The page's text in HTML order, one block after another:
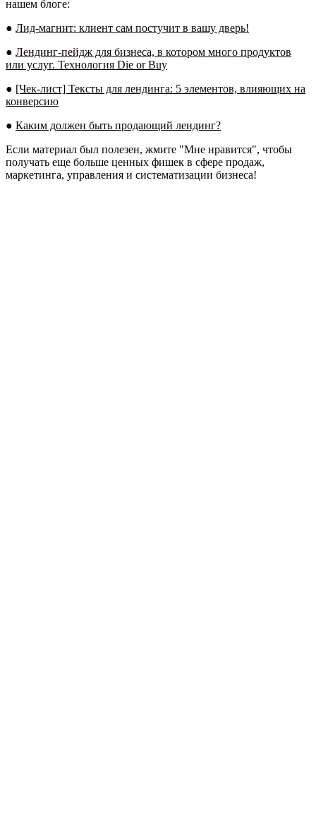
нашем блоге:
● Лид-магнит: клиент сам постучит в вашу дверь!
● Лендинг-пейдж для бизнеса, в котором много продуктов
или услуг. Технология Die or Buy
● [Чек-лист] Тексты для лендинга: 5 элементов, влияющих на
конверсию
● Каким должен быть продающий лендинг?
Если материал был полезен, жмите "Мне нравится", чтобы
получать еще больше ценных фишек в сфере продаж,
маркетинга, управления и систематизации бизнеса!